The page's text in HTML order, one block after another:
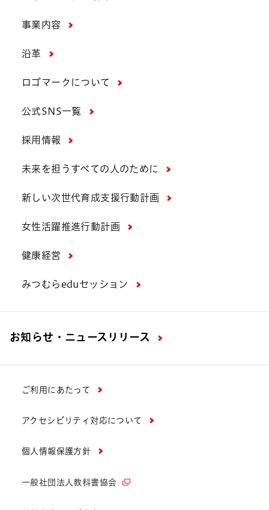
事業内容
沿革
ロゴマークについて
公式SNS一覧
採用情報
未来を担うすべての人のために
新しい次世代育成支援行動計画
女性活躍推進行動計画
健康経営
みつむらeduセッション
お知らせ・ニュースリリース
ご利用にあたって
アクセシビリティ対応について
個人情報保護方針
一般社団法人教科書協会